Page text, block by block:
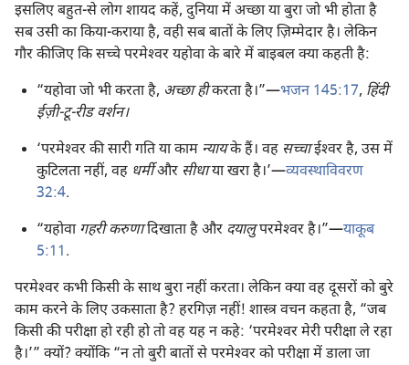
इसलिए बहुत-से लोग शायद कहें, दुनिया में अच्छा या बुरा जो भी होता है
सब उसी का किया-कराया है, वही सब बातों के लिए ज़िम्मेदार है। लेकिन
गौर कीजिए कि सच्चे परमेश्‍वर यहोवा के बारे में बाइबल क्या कहती है:
“यहोवा जो भी करता है, अच्छा हीकरता है।”—भजन 145:17, हिंदी
ईज़ी-टू-रीड वर्शन।
‘परमेश्‍वर की सारी गति या काम न्यायके हैं। वह सच्चाईश्‍वर है, उस में
कुटिलता नहीं, वह धर्मीऔर सीधाया खरा है।’—व्यवस्थाविवरण
32:4.
“यहोवागहरी करुणादिखाता है और दयालुपरमेश्‍वर है।”—याकूब
5:11.
परमेश्‍वर कभी किसी के साथ बुरा नहीं करता। लेकिन क्या वह दूसरों को बुरे
काम करने के लिए उकसाता है? हरगिज़ नहीं! शास्त्र वचन कहता है, “जब
किसी की परीक्षा हो रही हो तो वह यह न कहे: ‘परमेश्‍वर मेरी परीक्षा ले रहा
है।’” क्यों? क्योंकि “न तो बुरी बातों से परमेश्‍वर को परीक्षा में डाला जा